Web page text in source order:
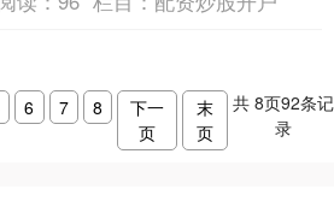
的焦点。本文将为....
6 7 8
下一
页
末
页
共 8页92条记
录